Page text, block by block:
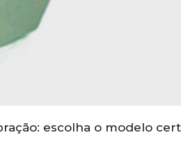
escolha o modelo